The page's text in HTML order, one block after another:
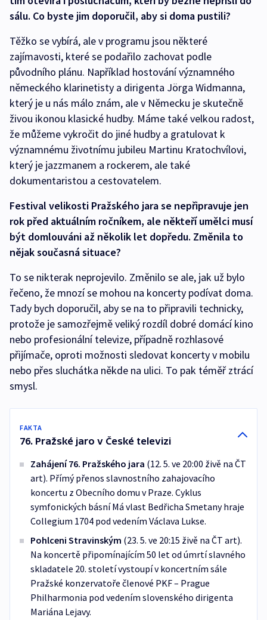
sálu. Co byste jim doporučil, aby si doma pustili?
Těžko se vybírá, ale v programu jsou některé
zajímavosti, které se podařilo zachovat podle
původního plánu. Například hostování významného
německého klarinetisty a dirigenta Jörga Widmanna,
který je u nás málo znám, ale v Německu je skutečně
živou ikonou klasické hudby. Máme také velkou radost,
že můžeme vykročit do jiné hudby a gratulovat k
významnému životnímu jubileu Martinu Kratochvílovi,
který je jazzmanem a rockerem, ale také
dokumentaristou a cestovatelem.
Festival velikosti Pražského jara se nepřipravuje jen
rok před aktuálním ročníkem, ale někteří umělci musí
být domlouváni až několik let dopředu. Změnila to
nějak současná situace?
To se nikterak neprojevilo. Změnilo se ale, jak už bylo
řečeno, že mnozí se mohou na koncerty podívat doma.
Tady bych doporučil, aby se na to připravili technicky,
protože je samozřejmě veliký rozdíl dobré domácí kino
nebo profesionální televize, případně rozhlasové
přijímače, oproti možnosti sledovat koncerty v mobilu
nebo přes sluchátka někde na ulici. To pak téměř ztrácí
smysl.
FAKTA
76. Pražské jaro v České televizi
Zahájení 76. Pražského jara (12. 5. ve 20:00 živě na ČT
art). Přímý přenos slavnostního zahajovacího
koncertu z Obecního domu v Praze. Cyklus
symfonických básní Má vlast Bedřicha Smetany hraje
Collegium 1704 pod vedením Václava Lukse.
Pohlceni Stravinským (23. 5. ve 20:15 živě na ČT art).
Na koncertě připomínajícím 50 let od úmrtí slavného
skladatele 20. století vystoupí v koncertním sále
Pražské konzervatoře členové PKF – Prague
Philharmonia pod vedením slovenského dirigenta
Mariána Lejavy.